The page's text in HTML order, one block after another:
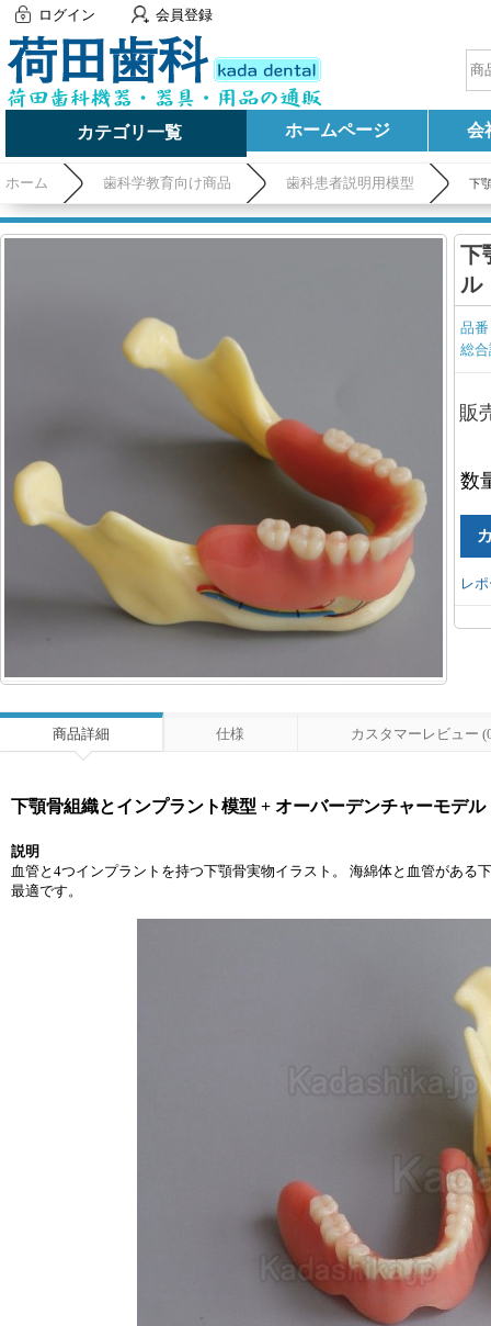
ログイン 会員登録
カテゴリ一覧 ホームページ 会
ホーム 歯科学教育向け商品 歯科患者説明用模型 下
下
ル
品
総
販
数
レ
商品詳細 仕様 カスタマーレビュー
下顎骨組織とインプラント模型 + オーバーデンチャーモデル
説明
血管と4つインプラントを持つ下顎骨実物イラスト。 海綿体と血管があ
最適です。